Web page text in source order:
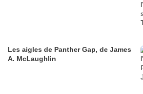
Les aigles de Panther Gap, de James
A. McLaughlin